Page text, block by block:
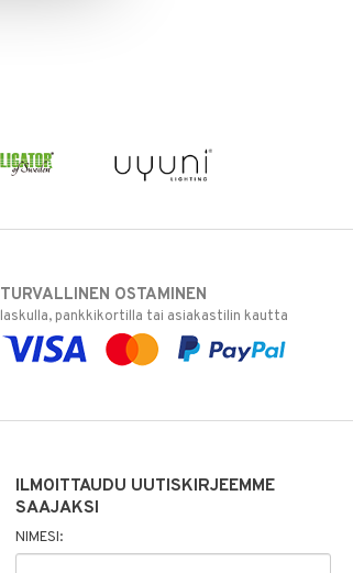
TURVALLINEN OSTAMINEN
laskulla, pankkikortilla tai asiakastilin kautta
ILMOITTAUDU UUTISKIRJEEMME
SAAJAKSI
NIMESI: